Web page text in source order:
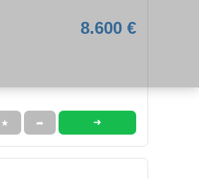
8.600 €
★ ➦ ➜